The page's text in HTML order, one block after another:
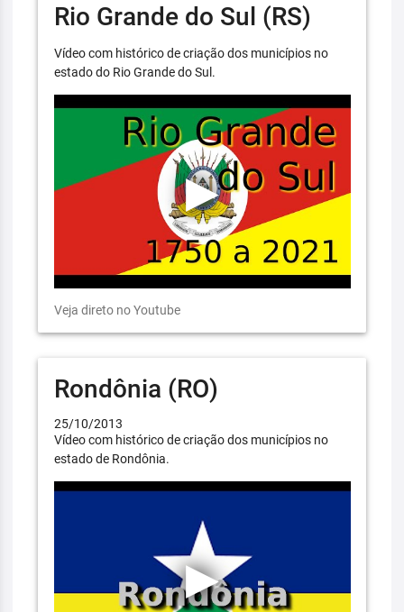
Rio Grande do Sul (RS)
Vídeo com histórico de criação dos municípios no
estado do Rio Grande do Sul.
Veja direto no Youtube
Rondônia (RO)
25/10/2013
Vídeo com histórico de criação dos municípios no
estado de Rondônia.